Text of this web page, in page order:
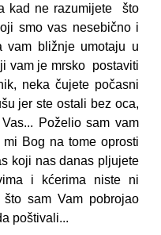
kad ne razumijete što
smo vas nesebično i
bližnje umotaju u
vam je mrsko postaviti
neka čujete počasni
jer ste ostali bez oca,
Poželio sam vam
Bog na tome oprosti
koji nas danas pljujete
i kćerima niste ni
sam Vam pobrojao
poštivali...